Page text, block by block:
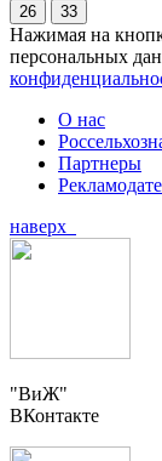
26 33
Нажимая на
персональных
О нас
Партнеры
наверх
"ВиЖ"
ВКонтакте